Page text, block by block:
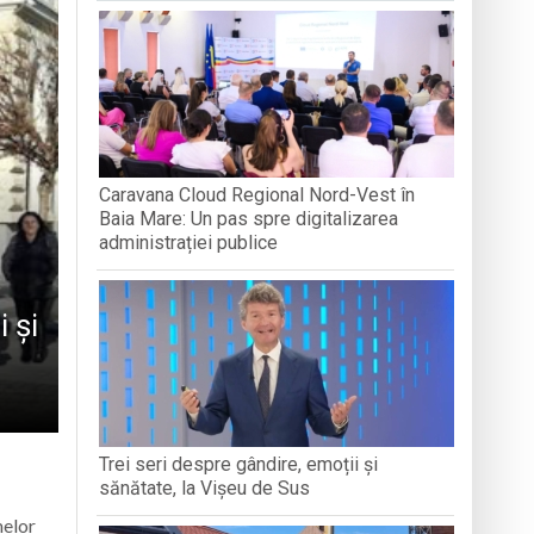
Creștină „Dragoste și Prietenie” din
străvechi
Socială Baia Mare prin activități de
„LEGĂTURI LITERARE”
și
Caravana Cloud Regional Nord-Vest în
Baia Mare: Un pas spre digitalizarea
administrației publice
Trei seri despre gândire, emoții și
sănătate, la Vișeu de Sus